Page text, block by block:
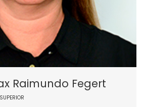
Raimundo Fegert